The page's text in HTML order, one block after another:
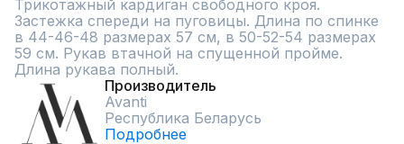
Трикотажный кардиган свободного кроя.
Застежка спереди на пуговицы. Длина по спинке
в 44-46-48 размерах 57 см, в 50-52-54 размерах
59 см. Рукав втачной на спущенной пройме.
Длина рукава полный.
Производитель
Avanti
Республика Беларусь
Подробнее